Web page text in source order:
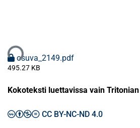
osuva_2149.pdf
495.27 KB
Kokoteksti luettavissa vain
CC BY-NC-ND 4.0